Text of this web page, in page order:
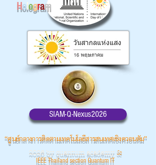
Hologram
SIAM-Q-Nexus2026
“ศูนย์กลางการติดตามเทคโนโลยีสารสนเทศเชิงควอนตัม”
2026 by quantum academy &
IEEE Thailand section Quantum IT